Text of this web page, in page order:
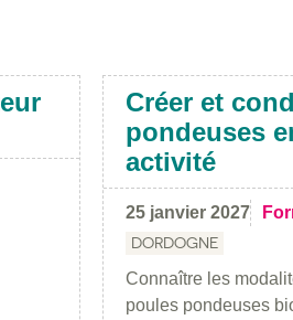
Créer et
pondeuses
activité
25 janvier 2027
DORDOGNE
Connaître les
poules pondeuses